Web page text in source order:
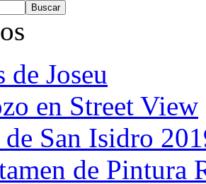
de Joseu
en Street View
de San Isidro
de Pintura